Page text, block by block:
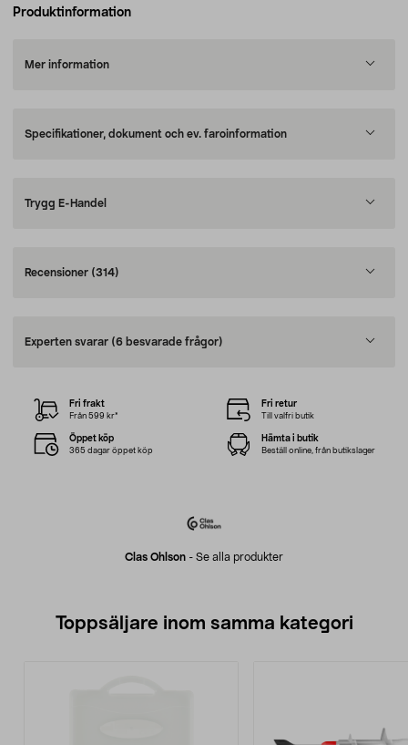
Produktinformation
Mer information
Specifikationer, dokument och ev. faroinformation
Trygg E-Handel
Recensioner (314)
Experten svarar (6 besvarade frågor)
Clas Ohlson - Se alla produkter
Fri frakt
Från 599 kr*
Fri retur
Till valfri butik
Öppet köp
365 dagar öppet köp
Hämta i butik
Beställ online, från butikslager
Toppsäljare inom samma kategori